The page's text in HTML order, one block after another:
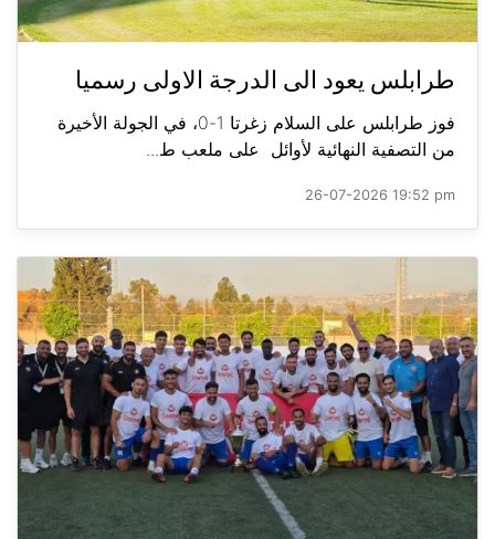
طرابلس يعود الى الدرجة الاولى رسميا
فوز طرابلس على السلام زغرتا 1-0، في الجولة الأخيرة
من التصفية النهائية لأوائل على ملعب ط...
26-07-2026 19:52 pm